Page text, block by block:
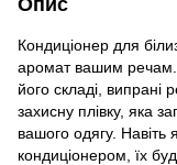
Кондиціонер для
аромат вашим речам.
його складі, випрані
захисну плівку, яка
вашого одягу. Навіть
кондиціонером, їх